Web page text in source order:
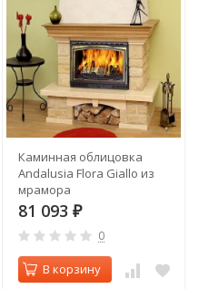
Каминная облицовка
Andalusia Flora Giallo из
мрамора
81 093 ₽
0
В корзину